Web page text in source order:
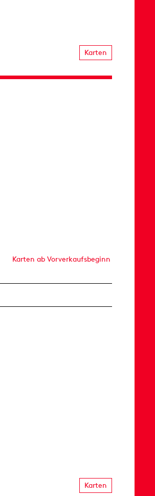
Karten
Karten ab Vorverkaufsbeginn
Karten